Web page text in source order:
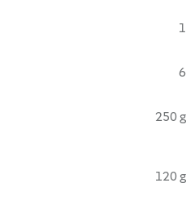
1
6
250 g
120 g